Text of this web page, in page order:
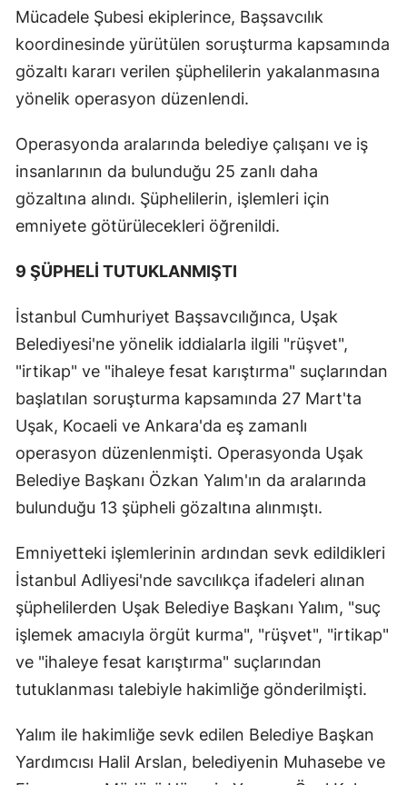
Mücadele Şubesi ekiplerince, Başsavcılık
koordinesinde yürütülen soruşturma kapsamında
gözaltı kararı verilen şüphelilerin yakalanmasına
yönelik operasyon düzenlendi.
Operasyonda aralarında belediye çalışanı ve iş
insanlarının da bulunduğu 25 zanlı daha
gözaltına alındı. Şüphelilerin, işlemleri için
emniyete götürülecekleri öğrenildi.
9 ŞÜPHELİ TUTUKLANMIŞTI
İstanbul Cumhuriyet Başsavcılığınca, Uşak
Belediyesi'ne yönelik iddialarla ilgili "rüşvet",
"irtikap" ve "ihaleye fesat karıştırma" suçlarından
başlatılan soruşturma kapsamında 27 Mart'ta
Uşak, Kocaeli ve Ankara'da eş zamanlı
operasyon düzenlenmişti. Operasyonda Uşak
Belediye Başkanı Özkan Yalım'ın da aralarında
bulunduğu 13 şüpheli gözaltına alınmıştı.
Emniyetteki işlemlerinin ardından sevk edildikleri
İstanbul Adliyesi'nde savcılıkça ifadeleri alınan
şüphelilerden Uşak Belediye Başkanı Yalım, "suç
işlemek amacıyla örgüt kurma", "rüşvet", "irtikap"
ve "ihaleye fesat karıştırma" suçlarından
tutuklanması talebiyle hakimliğe gönderilmişti.
Yalım ile hakimliğe sevk edilen Belediye Başkan
Yardımcısı Halil Arslan, belediyenin Muhasebe ve